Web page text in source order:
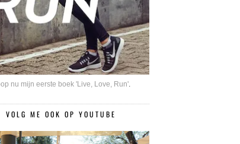
nu mijn eerste boek 'Live, Love, Run'.
VOLG ME OOK OP YOUTUBE